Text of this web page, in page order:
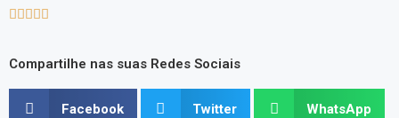
    
Compartilhe nas suas Redes Sociais
Facebook Twitter WhatsApp